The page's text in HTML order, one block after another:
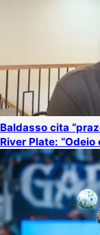
Baldasso cita
River Plate: “Odeio